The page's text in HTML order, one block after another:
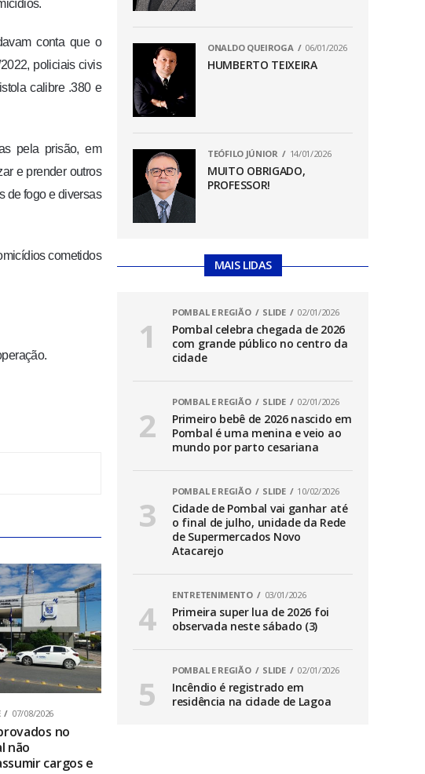
conta que o
policiais civis
calibre .380 e
pela prisão, em
e prender outros
de fogo e diversas
cometidos
07/08/2026
no
não
cargos e
ONALDO QUEIROGA 06/01/2026
HUMBERTO TEIXEIRA
TEÓFILO JÚNIOR 14/01/2026
MUITO OBRIGADO,
PROFESSOR!
MAIS LIDAS
POMBAL E REGIÃO SLIDE 02/01/2026
Pombal celebra chegada de 2026
com grande público no centro da
cidade
POMBAL E REGIÃO SLIDE 02/01/2026
Primeiro bebê de 2026 nascido em
Pombal é uma menina e veio ao
mundo por parto cesariana
POMBAL E REGIÃO SLIDE 10/02/2026
Cidade de Pombal vai ganhar até
o final de julho, unidade da Rede
de Supermercados Novo
Atacarejo
ENTRETENIMENTO 03/01/2026
Primeira super lua de 2026 foi
observada neste sábado (3)
POMBAL E REGIÃO SLIDE 02/01/2026
Incêndio é registrado em
residência na cidade de Lagoa